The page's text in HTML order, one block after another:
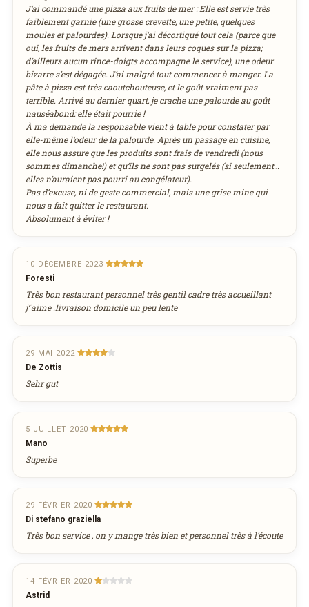
3
4 5 6 7 8
9
10
11 12 13 14 15
16
17
18 19 20 21 22
23
24
25 26 27 28 29
30
31
1 2 3 4 5 6
aujourd'hui effacer
Réservation au nom de
Nombre de personnes
Adresse email de confirmation
Votre numéro de téléphone
VIA MIAMMIAM.LU
J‘ai commandé une pizza aux fruits de mer : Elle est servie très
faiblement garnie (une grosse crevette, une petite, quelques
moules et palourdes). Lorsque j‘ai décortiqué tout cela (parce que
oui, les fruits de mers arrivent dans leurs coques sur la pizza;
d‘ailleurs aucun rince-doigts accompagne le service), une odeur
bizarre s‘est dégagée. J‘ai malgré tout commencer à manger. La
pâte à pizza est très caoutchouteuse, et le goût vraiment pas
terrible. Arrivé au dernier quart, je crache une palourde au goût
nauséabond: elle était pourrie !
À ma demande la responsable vient à table pour constater par
elle-même l‘odeur de la palourde. Après un passage en cuisine,
elle nous assure que les produits sont frais de vendredi (nous
sommes dimanche!) et qu‘ils ne sont pas surgelés (si seulement…
elles n‘auraient pas pourri au congélateur).
Pas d‘excuse, ni de geste commercial, mais une grise mine qui
nous a fait quitter le restaurant.
Absolument à éviter !
10 DÉCEMBRE 2023
Foresti
Très bon restaurant personnel très gentil cadre très accueillant
j’´aime .livraison domicile un peu lente
29 MAI 2022
De Zottis
Sehr gut
5 JUILLET 2020
Mano
Superbe
29 FÉVRIER 2020
Di stefano graziella
Très bon service , on y mange très bien et personnel très à l’écoute
14 FÉVRIER 2020
Astrid